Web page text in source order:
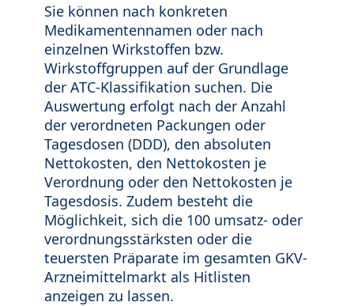
Sie können nach konkreten
Medikamentennamen oder nach
einzelnen Wirkstoffen bzw.
Wirkstoffgruppen auf der Grundlage
der ATC-Klassifikation suchen. Die
Auswertung erfolgt nach der Anzahl
der verordneten Packungen oder
Tagesdosen (DDD), den absoluten
Nettokosten, den Nettokosten je
Verordnung oder den Nettokosten je
Tagesdosis. Zudem besteht die
Möglichkeit, sich die 100 umsatz- oder
verordnungsstärksten oder die
teuersten Präparate im gesamten GKV-
Arzneimittelmarkt als Hitlisten
anzeigen zu lassen.